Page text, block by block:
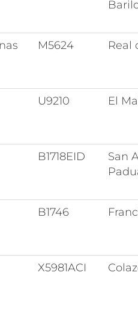
M5624 Real
U9210 El
B1718EID
San
B1746
X5981ACI